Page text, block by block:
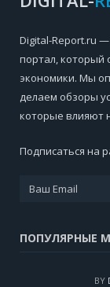
Digital-Report.ru
портал, который
экономики. Мы
делаем обзоры
которые влияют
Подписаться на
ПОПУЛЯРНЫЕ
BY